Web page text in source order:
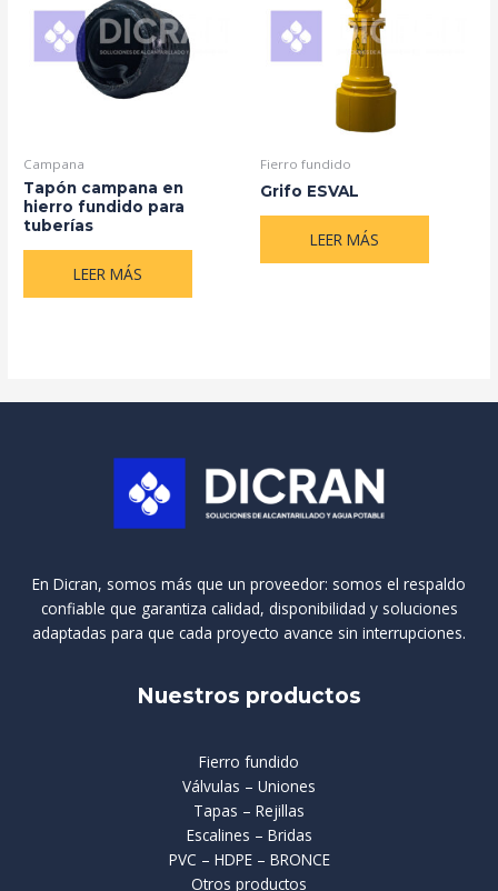
Campana
Tapón campana en
hierro fundido para
tuberías
LEER MÁS
Fierro fundido
Grifo ESVAL
LEER MÁS
En Dicran, somos más que un proveedor: somos el respaldo
confiable que garantiza calidad, disponibilidad y soluciones
adaptadas para que cada proyecto avance sin interrupciones.
Nuestros productos
Fierro fundido
Válvulas – Uniones
Tapas – Rejillas
Escalines – Bridas
PVC – HDPE – BRONCE
Otros productos